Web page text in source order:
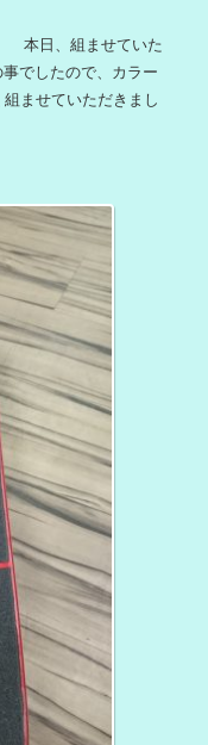
本日、組ませていた
でしたので、カラー
ませていただきまし